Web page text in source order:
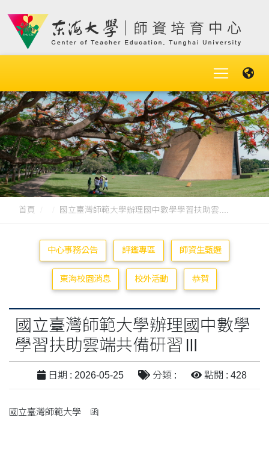
首頁 國立臺灣師範大學辦理國中數學學習扶助雲....
中心事務公告 評鑑專區 師資生甄選
東海校園消息 校外活動 恭賀
國立臺灣師範大學辦理國中數學
學習扶助雲端共備研習Ⅲ
日期 : 2026-05-25 分類 : 點閱 : 428
國立臺灣師範大學 函